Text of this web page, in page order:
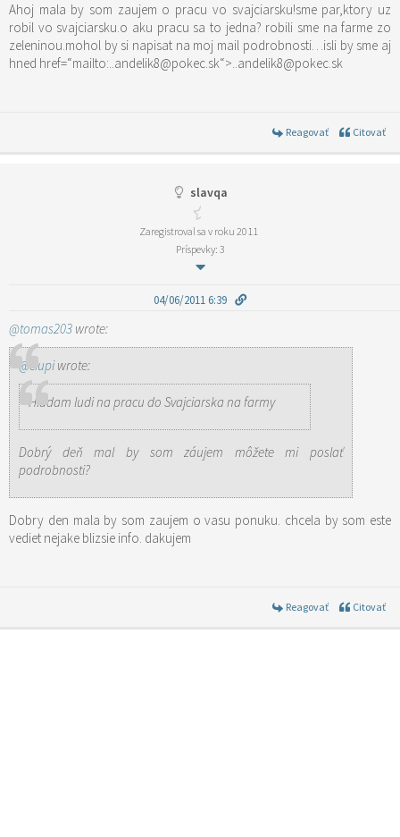
Ahoj mala by som zaujem o pracu vo svajciarsku!sme par,ktory uz
robil vo svajciarsku.o aku pracu sa to jedna? robili sme na farme zo
zeleninou.mohol by si napisat na moj mail podrobnosti…isli by sme aj
hned href=“mailto:..andelik8@pokec.sk“>..andelik8@pokec.sk
Reagovať Citovať
slavqa
Zaregistroval sa v roku 2011
Príspevky: 3
04/06/2011 6:39
@tomas203 wrote:
@ciupiwrote:
Hladam ludi na pracu do Svajciarska na farmy
Dobrý deň mal by som záujem môžete mi poslať
podrobnosti?
Dobry den mala by som zaujem o vasu ponuku. chcela by som este
vediet nejake blizsie info. dakujem
Reagovať Citovať